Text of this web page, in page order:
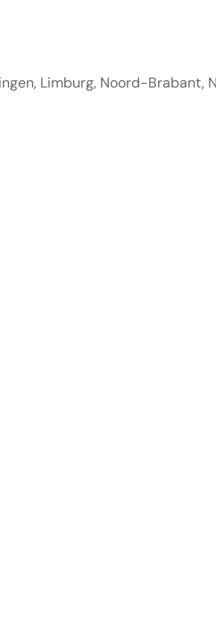
Limburg, Noord-Brabant,